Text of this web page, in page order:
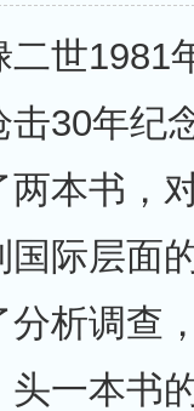
世1981
30年纪
两本书，
际层面
析调查
一本书